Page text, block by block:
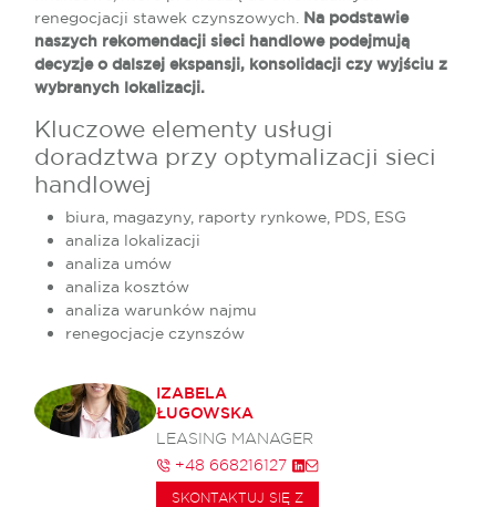
renegocjacji stawek czynszowych. Na podstawie
naszych rekomendacji sieci handlowe podejmują
decyzje o dalszej ekspansji, konsolidacji czy wyjściu z
wybranych lokalizacji.
Kluczowe elementy usługi
doradztwa przy optymalizacji sieci
handlowej
biura, magazyny, raporty rynkowe, PDS, ESG
analiza lokalizacji
analiza umów
analiza kosztów
analiza warunków najmu
renegocjacje czynszów
IZABELA
ŁUGOWSKA
LEASING MANAGER
+48 668216127
SKONTAKTUJ SIĘ Z